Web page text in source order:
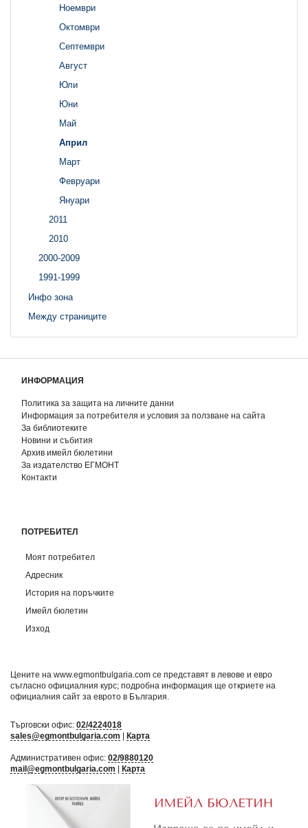
Ноември
Октомври
Септември
Август
Юли
Юни
Май
Април
Март
Февруари
Януари
2011
2010
2000-2009
1991-1999
Инфо зона
Между страниците
ИНФОРМАЦИЯ
Политика за защита на личните данни
Информация за потребителя и условия за ползване на сайта
За библиотеките
Новини и събития
Архив имейл бюлетини
За издателство ЕГМОНТ
Контакти
ПОТРЕБИТЕЛ
Моят потребител
Адресник
История на поръчките
Имейл бюлетин
Изход
Цените на www.egmontbulgaria.com се представят в левове и евро
съгласно официалния курс; подробна информация ще откриете на
официалния сайт за еврото в България
Търговски офис: 02/4224018
sales@egmontbulgaria.com | Карта
Административен офис: 02/9880120
mail@egmontbulgaria.com | Карта